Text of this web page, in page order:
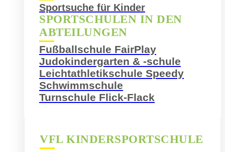
Sportsuche für Kinder
SPORTSCHULEN IN DEN
ABTEILUNGEN
Fußballschule FairPlay
Judokindergarten & -schule
Leichtathletikschule Speedy
Schwimmschule
Turnschule Flick-Flack
VFL KINDERSPORTSCHULE